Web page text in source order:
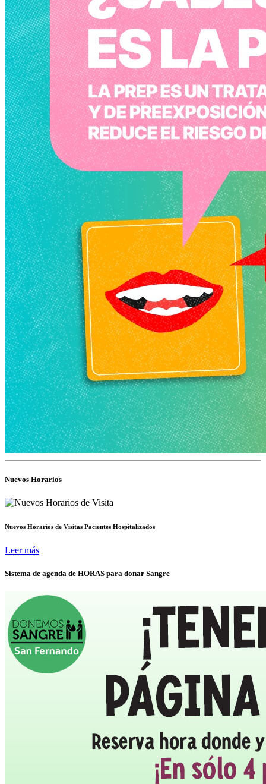
Nuevos Horarios
Nuevos Horarios de Visitas Pacientes Hospitalizados
Leer más
Sistema de agenda de HORAS para donar Sangre